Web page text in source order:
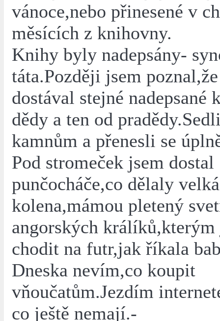
vánoce,nebo přinesené v
měsících z knihovny.
Knihy byly nadepsány-
táta.Později jsem
dostával stejné nadepsané
dědy a ten od
kamnům a přenesli se
Pod stromeček jsem dostal
punčocháče,co dělaly velká
kolena,mámou pletený
angorských králíků,kterým
chodit na futr,jak říkala
Dneska nevím,co koupit
vňoučatům.Jezdím
co ještě nemají.-